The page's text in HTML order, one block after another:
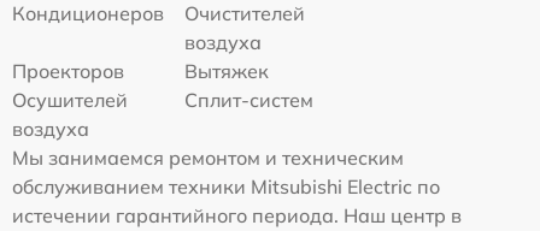
Кондиционеров
Очистителей
воздуха
Проекторов
Вытяжек
Осушителей
воздуха
Сплит-систем
Мы занимаемся ремонтом и техническим
обслуживанием техники Mitsubishi Electric по
истечении гарантийного периода. Наш центр в